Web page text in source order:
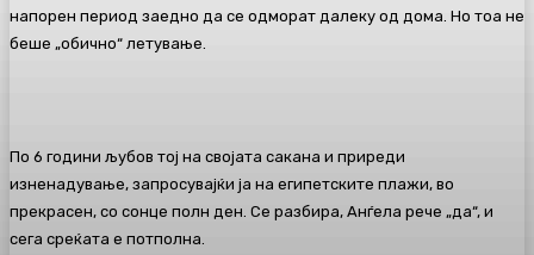
напорен период заедно да се одморат далеку од дома. Но тоа не
беше „обично“ летување.
По 6 години љубов тој на својата сакана и приреди
изненадување, запросувајќи ја на египетските плажи, во
прекрасен, со сонце полн ден. Се разбира, Анѓела рече „да“, и
сега среќата е потполна.